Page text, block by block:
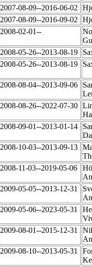
2007-08-09--2016-06-02
2007-08-09--2016-09-02
2008-02-01--
2008-05-26--2013-08-19
2008-05-26--2013-08-19
2008-08-04--2013-09-06
2008-08-26--2022-07-30
2008-09-01--2013-01-14
2008-10-03--2013-09-13
2008-11-03--2019-05-06
2009-05-05--2013-12-31
2009-05-06--2023-05-31
2009-08-01--2015-12-31
2009-08-10--2013-05-31